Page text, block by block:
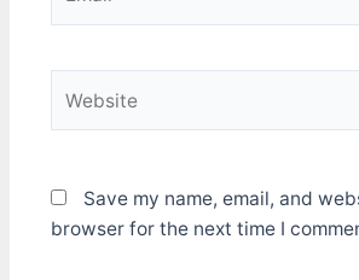
Save my name, email, and
browser for the next time I